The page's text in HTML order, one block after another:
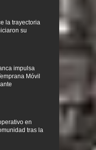
la trayectoria
su
impulsa
Móvil
en
tras la